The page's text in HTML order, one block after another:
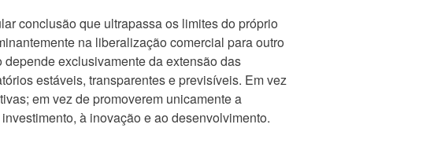
conclusão que ultrapassa os limites do próprio
na liberalização comercial para outro
exclusivamente da extensão das
estáveis, transparentes e previsíveis. Em vez
em vez de promoverem unicamente a
à inovação e ao desenvolvimento.